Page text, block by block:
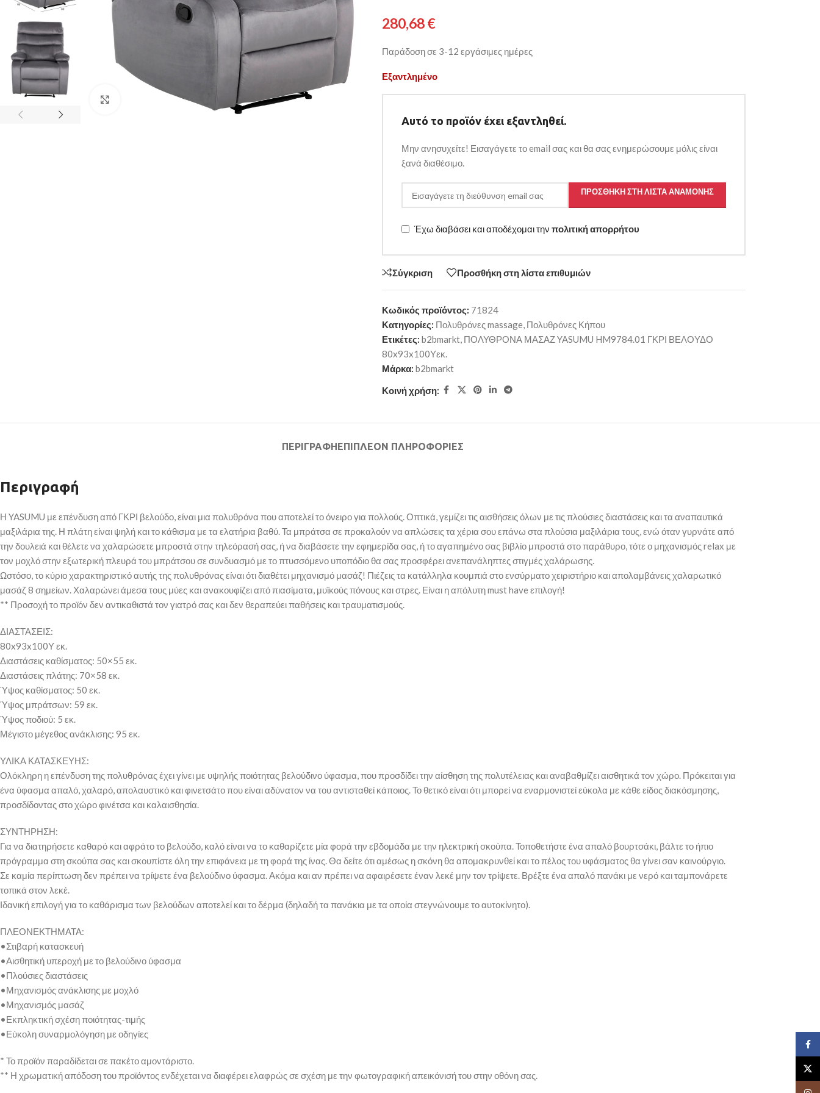
Κάντε κλικ για μεγέθυνση
280,68€
Παράδοση σε 3-12 εργάσιμες ημέρες
Εξαντλημένο
Αυτό το προϊόν έχει εξαντληθεί.
Μην ανησυχείτε! Εισαγάγετε το email σας και θα σας ενημερώσουμε μόλις είναι
ξανά διαθέσιμο.
ΠΡΟΣΘΉΚΗ ΣΤΗ ΛΊΣΤΑ ΑΝΑΜΟΝΉΣ
Έχω διαβάσει και αποδέχομαι την πολιτική απορρήτου
Σύγκριση Προσθήκη στη λίστα επιθυμιών
Κωδικός προϊόντος: 71824
Κατηγορίες: Πολυθρόνες massage, Πολυθρόνες Κήπου
Ετικέτες: b2bmarkt, ΠΟΛΥΘΡΟΝΑ ΜΑΣΑΖ YASUMU HM9784.01 ΓΚΡΙ ΒΕΛΟΥΔΟ
80x93x100Υεκ.
Μάρκα: b2bmarkt
Κοινή χρήση:
ΠΕΡΙΓΡΑΦΉΕΠΙΠΛΈΟΝ ΠΛΗΡΟΦΟΡΊΕΣ
Περιγραφή
Η YASUMU με επένδυση από ΓΚΡΙ βελούδο, είναι μια πολυθρόνα που αποτελεί το όνειρο για πολλούς. Οπτικά, γεμίζει τις αισθήσεις όλων με τις πλούσιες διαστάσεις και τα αναπαυτικά
μαξιλάρια της. Η πλάτη είναι ψηλή και το κάθισμα με τα ελατήρια βαθύ. Τα μπράτσα σε προκαλούν να απλώσεις τα χέρια σου επάνω στα πλούσια μαξιλάρια τους, ενώ όταν γυρνάτε από
την δουλειά και θέλετε να χαλαρώσετε μπροστά στην τηλεόρασή σας, ή να διαβάσετε την εφημερίδα σας, ή το αγαπημένο σας βιβλίο μπροστά στο παράθυρο, τότε ο μηχανισμός relax με
τον μοχλό στην εξωτερική πλευρά του μπράτσου σε συνδυασμό με το πτυσσόμενο υποπόδιο θα σας προσφέρει ανεπανάληπτες στιγμές χαλάρωσης.
Ωστόσο, το κύριο χαρακτηριστικό αυτής της πολυθρόνας είναι ότι διαθέτει μηχανισμό μασάζ! Πιέζεις τα κατάλληλα κουμπιά στο ενσύρματο χειριστήριο και απολαμβάνεις χαλαρωτικό
μασάζ 8 σημείων. Χαλαρώνει άμεσα τους μύες και ανακουφίζει από πιασίματα, μυϊκούς πόνους και στρες. Είναι η απόλυτη must have επιλογή!
** Προσοχή το προϊόν δεν αντικαθιστά τον γιατρό σας και δεν θεραπεύει παθήσεις και τραυματισμούς.
ΔΙΑΣΤΑΣΕΙΣ:
80x93x100Υ εκ.
Διαστάσεις καθίσματος: 50×55 εκ.
Διαστάσεις πλάτης: 70×58 εκ.
Ύψος καθίσματος: 50 εκ.
Ύψος μπράτσων: 59 εκ.
Ύψος ποδιού: 5 εκ.
Μέγιστο μέγεθος ανάκλισης: 95 εκ.
ΥΛΙΚΑ ΚΑΤΑΣΚΕΥΗΣ:
Ολόκληρη η επένδυση της πολυθρόνας έχει γίνει με υψηλής ποιότητας βελούδινο ύφασμα, που προσδίδει την αίσθηση της πολυτέλειας και αναβαθμίζει αισθητικά τον χώρο. Πρόκειται για
ένα ύφασμα απαλό, χαλαρό, απολαυστικό και φινετσάτο που είναι αδύνατον να του αντισταθεί κάποιος. Το θετικό είναι ότι μπορεί να εναρμονιστεί εύκολα με κάθε είδος διακόσμησης,
προσδίδοντας στο χώρο φινέτσα και καλαισθησία.
ΣΥΝΤΗΡΗΣΗ:
Για να διατηρήσετε καθαρό και αφράτο το βελούδο, καλό είναι να το καθαρίζετε μία φορά την εβδομάδα με την ηλεκτρική σκούπα. Τοποθετήστε ένα απαλό βουρτσάκι, βάλτε το ήπιο
πρόγραμμα στη σκούπα σας και σκουπίστε όλη την επιφάνεια με τη φορά της ίνας. Θα δείτε ότι αμέσως η σκόνη θα απομακρυνθεί και το πέλος του υφάσματος θα γίνει σαν καινούργιο.
Σε καμία περίπτωση δεν πρέπει να τρίψετε ένα βελούδινο ύφασμα. Ακόμα και αν πρέπει να αφαιρέσετε έναν λεκέ μην τον τρίψετε. Βρέξτε ένα απαλό πανάκι με νερό και ταμπονάρετε
τοπικά στον λεκέ.
Ιδανική επιλογή για το καθάρισμα των βελούδων αποτελεί και το δέρμα (δηλαδή τα πανάκια με τα οποία στεγνώνουμε το αυτοκίνητο).
ΠΛΕΟΝΕΚΤΗΜΑΤΑ:
•Στιβαρή κατασκευή
•Αισθητική υπεροχή με το βελούδινο ύφασμα
•Πλούσιες διαστάσεις
•Μηχανισμός ανάκλισης με μοχλό
•Μηχανισμός μασάζ
•Εκπληκτική σχέση ποιότητας-τιμής
•Εύκολη συναρμολόγηση με οδηγίες
* Το προϊόν παραδίδεται σε πακέτο αμοντάριστο.
** Η χρωματική απόδοση του προϊόντος ενδέχεται να διαφέρει ελαφρώς σε σχέση με την φωτογραφική απεικόνισή του στην οθόνη σας.